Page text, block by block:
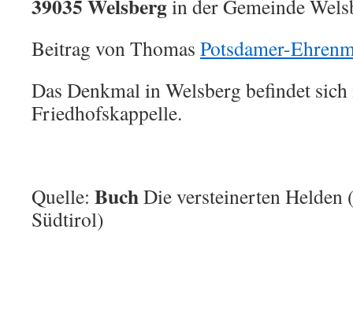
39035 Welsbergin der Gemeinde
Beitrag von Thomas Potsdamer-
Das Denkmal in Welsberg befindet
Friedhofskappelle.
Quelle: BuchDie versteinerten
Südtirol)